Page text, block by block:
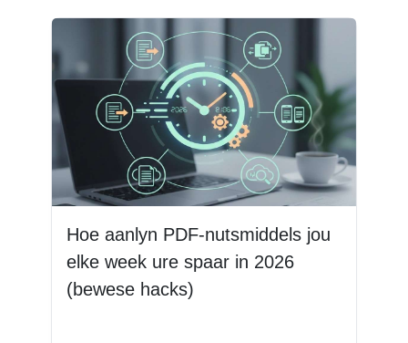
Hoe aanlyn PDF-nutsmiddels jou
elke week ure spaar in 2026
(bewese hacks)